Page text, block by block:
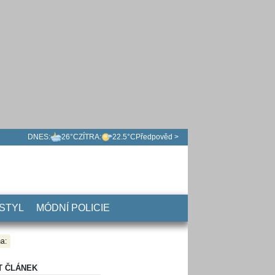
DNES: 26°CZÍTRA: 22.5°C Předpověd >
MÓDNÍ POLICIE
ČLÁNEK